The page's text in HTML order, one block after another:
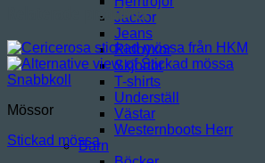
Jackor
Jeans
Ridbyxor
Skjortor
T-shirts
Underställ
Västar
Westernboots Herr
Barn
Relaterade produkter
Snabbkoll
Mössor
Stickad mössa